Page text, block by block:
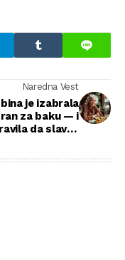
Naredna Vest
je izabrala
za baku — i
da slavlje